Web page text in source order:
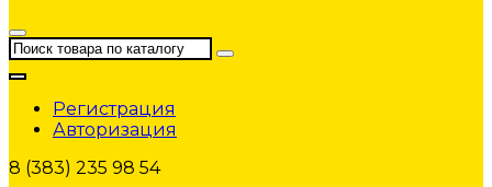
Регистрация
Авторизация
8 (383) 235 98 54